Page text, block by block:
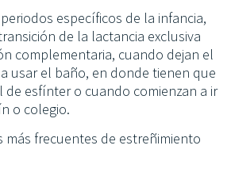
específicos de la infancia,
de la lactancia exclusiva
complementaria, cuando dejan el
usar el baño, en donde tienen que
esfínter o cuando comienzan a ir
o colegio.
más frecuentes de estreñimiento